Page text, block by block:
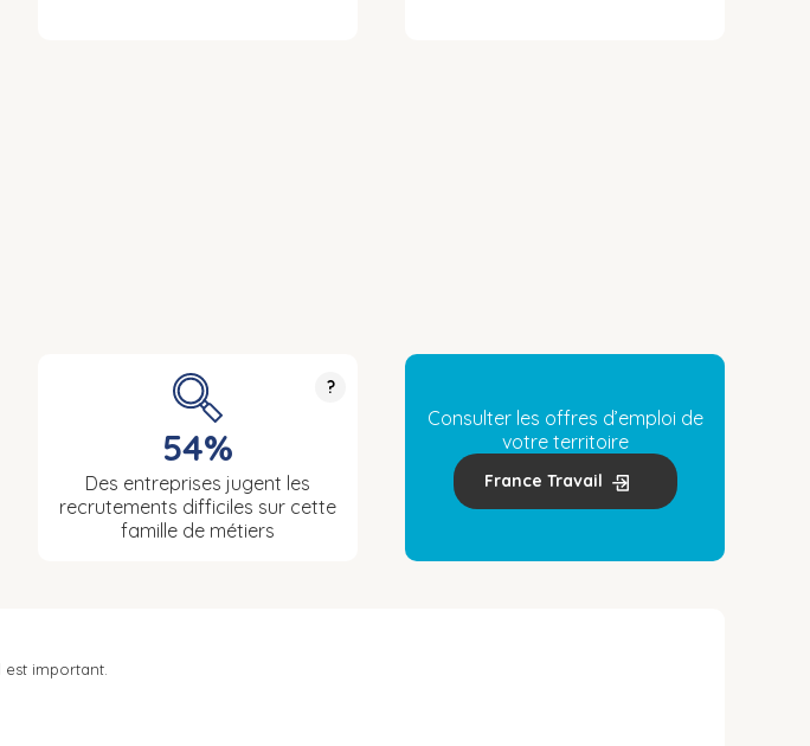
?
54%
Des entreprises jugent les
recrutements difficiles sur cette
famille de métiers
Consulter les offres d’emploi de
votre territoire
France Travail
important.